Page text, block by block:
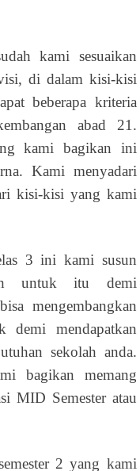
kami sesuaikan
di dalam kisi-kisi
beberapa kriteria
abad 21.
kami bagikan ini
Kami menyadari
kisi-kisi yang kami
3 ini kami susun
untuk itu demi
mengembangkan
demi mendapatkan
sekolah anda.
bagikan memang
MID Semester atau
2 yang kami